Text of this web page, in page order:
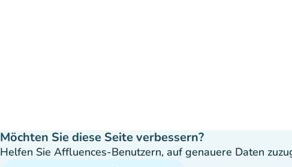
Möchten Sie diese Seite verbessern?
Helfen Sie Affluences-Benutzern, auf genauere Daten